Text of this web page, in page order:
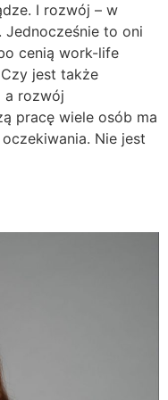
I rozwój – w
to oni
cenią work-life
Czy jest także
a rozwój
pracę wiele osób ma
Nie jest